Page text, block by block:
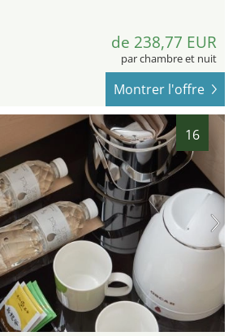
de 238,77 EUR
par chambre et nuit
Montrer l'offre
16